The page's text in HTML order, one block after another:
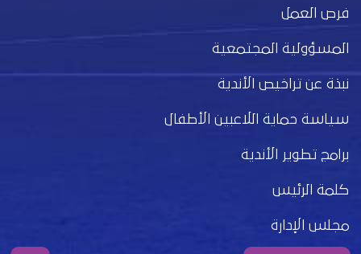
فرص العمل
المسؤولية المجتمعية
نبذة عن تراخيص الأندية
سياسة حماية اللاعبين الأطفال
برامج تطوير الأندية
كلمة الرئيس
مجلس الإدارة